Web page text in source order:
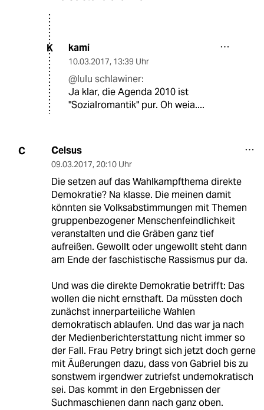
K kami
10.03.2017, 13:39 Uhr
@lulu schlawiner:
Ja klar, die Agenda 2010 ist
"Sozialromantik" pur. Oh weia....
C Celsus
09.03.2017, 20:10 Uhr
Die setzen auf das Wahlkampfthema direkte
Demokratie? Na klasse. Die meinen damit
könnten sie Volksabstimmungen mit Themen
gruppenbezogener Menschenfeindlichkeit
veranstalten und die Gräben ganz tief
aufreißen. Gewollt oder ungewollt steht dann
am Ende der faschistische Rassismus pur da.
Und was die direkte Demokratie betrifft: Das
wollen die nicht ernsthaft. Da müssten doch
zunächst innerparteiliche Wahlen
demokratisch ablaufen. Und das war ja nach
der Medienberichterstattung nicht immer so
der Fall. Frau Petry bringt sich jetzt doch gerne
mit Äußerungen dazu, dass von Gabriel bis zu
sonstwem irgendwer zutriefst undemokratisch
sei. Das kommt in den Ergebnissen der
Suchmaschienen dann nach ganz oben.